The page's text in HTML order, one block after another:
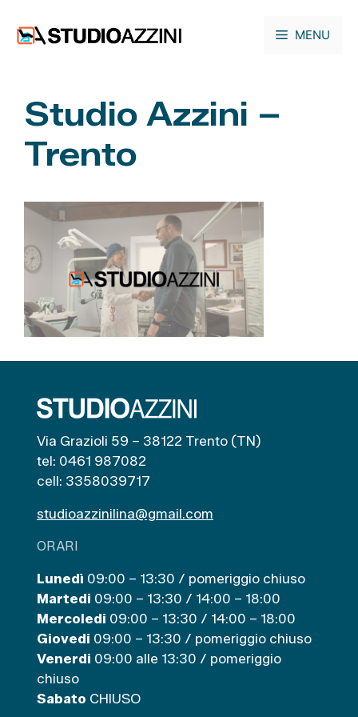
contenuto
MENU
Studio Azzini –
Trento
Via Grazioli 59 – 38122 Trento (TN)
tel: 0461 987082
cell: 3358039717
studioazzinilina@gmail.com
ORARI
Lunedì 09:00 – 13:30 / pomeriggio chiuso
Martedi 09:00 – 13:30 / 14:00 – 18:00
Mercoledi 09:00 – 13:30 / 14:00 – 18:00
Giovedi 09:00 – 13:30 / pomeriggio chiuso
Venerdi 09:00 alle 13:30 / pomeriggio
chiuso
Sabato CHIUSO